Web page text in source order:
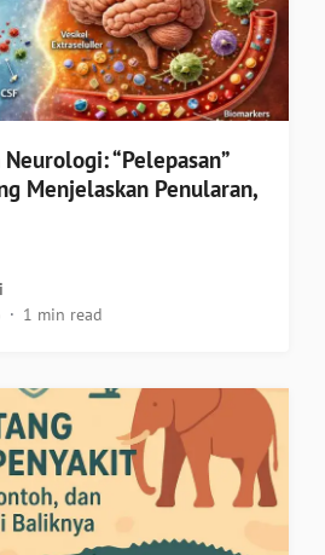
“Pelepasan”
Menjelaskan Penularan,
1 min read